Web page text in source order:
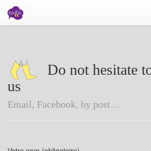
Do not hesitate
us
Email, Facebook, by post…